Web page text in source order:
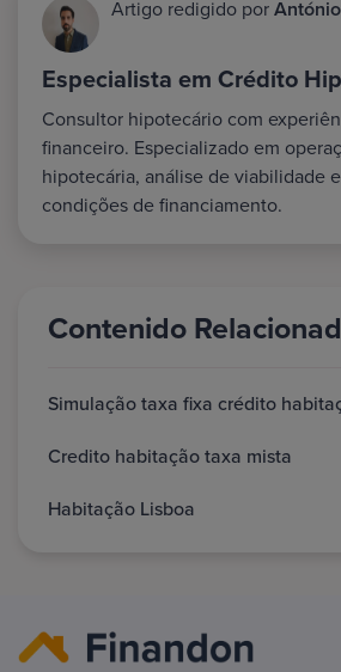
Artigo redigido por
Especialista em Crédito
Consultor hipotecário com
financeiro. Especializado em
hipotecária, análise de viabilidade
condições de financiamento.
Contenido
Simulação taxa fixa crédito
Credito habitação taxa mista
Habitação Lisboa